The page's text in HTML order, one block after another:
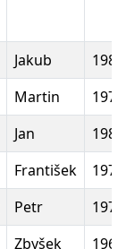
Jakub
1985
Martin
1977
Jan
1989
František
1975
Petr
1978
Zbyšek 1969